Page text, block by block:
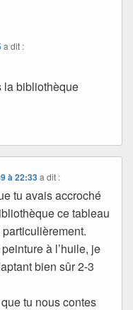
a dit :
la bibliothèque
à 22:33 a dit :
tu avais accroché
ce tableau
à l’huile, je
bien sûr 2-3
tu nous contes